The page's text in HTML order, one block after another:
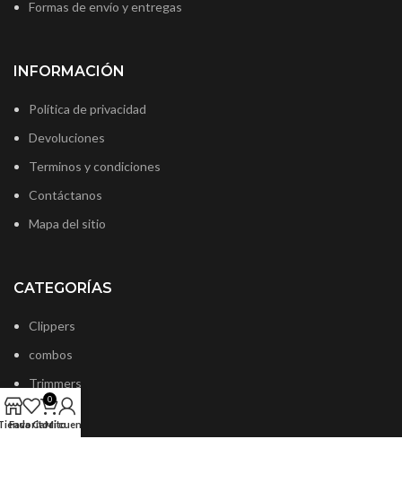
Formas de envío y entregas
INFORMACIÓN
Política de privacidad
Devoluciones
Terminos y condiciones
Contáctanos
Mapa del sitio
CATEGORÍAS
Clippers
combos
Trimmers
Fashion
Favoritos
0
Carrito
Mi cuenta